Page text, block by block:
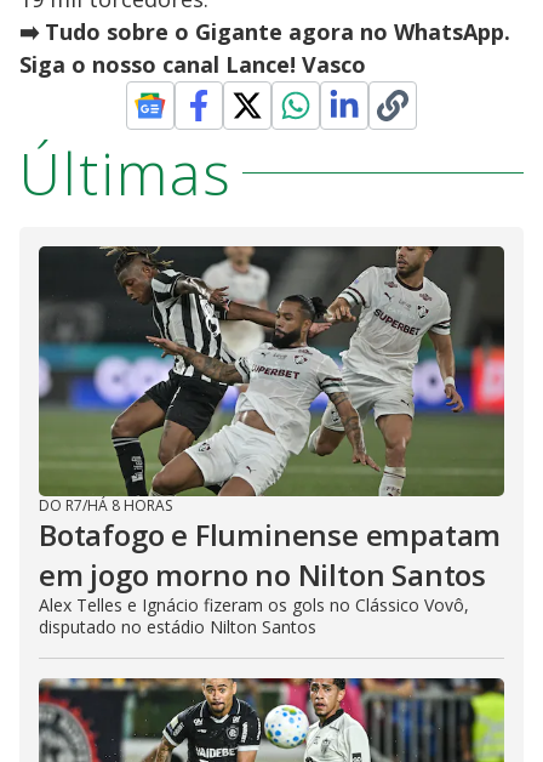
➡️ Tudo sobre o Gigante agora no WhatsApp.
Siga o nosso canal Lance! Vasco
Últimas
DO R7/HÁ 8 HORAS
Botafogo e Fluminense empatam
em jogo morno no Nilton Santos
Alex Telles e Ignácio fizeram os gols no Clássico Vovô,
disputado no estádio Nilton Santos